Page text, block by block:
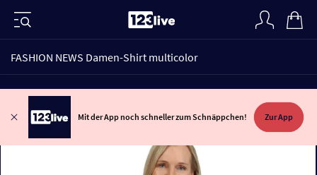
FASHION NEWS Damen-Shirt multicolor
Mit der App noch schneller zum Schnäppchen! Zur App